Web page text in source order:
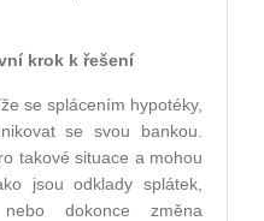
krok k řešení
se splácením hypotéky,
se svou bankou.
takové situace a mohou
jsou odklady splátek,
dokonce změna